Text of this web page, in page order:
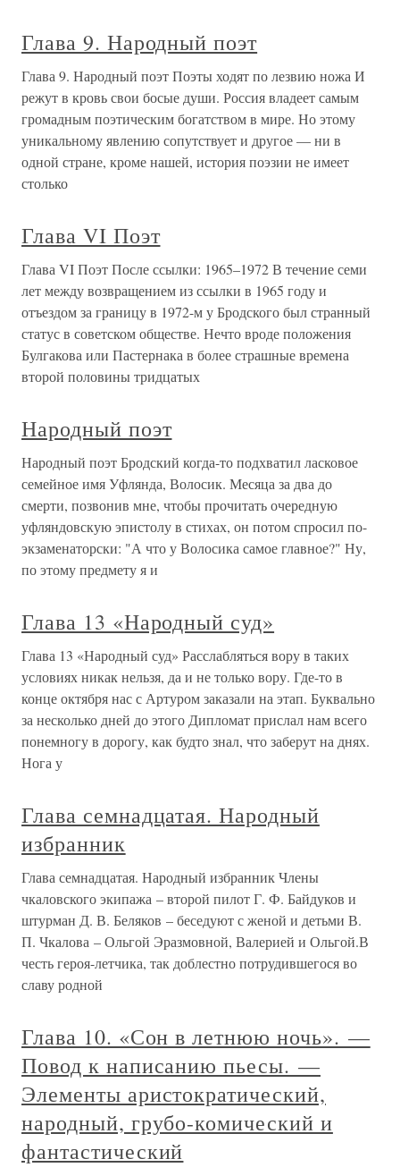
Глава 9. Народный поэт
Глава 9. Народный поэт Поэты ходят по лезвию ножа И
режут в кровь свои босые души. Россия владеет самым
громадным поэтическим богатством в мире. Но этому
уникальному явлению сопутствует и другое — ни в
одной стране, кроме нашей, история поэзии не имеет
столько
Глава VI Поэт
Глава VI Поэт После ссылки: 1965–1972 В течение семи
лет между возвращением из ссылки в 1965 году и
отъездом за границу в 1972-м у Бродского был странный
статус в советском обществе. Нечто вроде положения
Булгакова или Пастернака в более страшные времена
второй половины тридцатых
Народный поэт
Народный поэт Бродский когда-то подхватил ласковое
семейное имя Уфлянда, Волосик. Месяца за два до
смерти, позвонив мне, чтобы прочитать очередную
уфляндовскую эпистолу в стихах, он потом спросил по-
экзаменаторски: "А что у Волосика самое главное?" Ну,
по этому предмету я и
Глава 13 «Народный суд»
Глава 13 «Народный суд» Расслабляться вору в таких
условиях никак нельзя, да и не только вору. Где-то в
конце октября нас с Артуром заказали на этап. Буквально
за несколько дней до этого Дипломат прислал нам всего
понемногу в дорогу, как будто знал, что заберут на днях.
Нога у
Глава семнадцатая. Народный
избранник
Глава семнадцатая. Народный избранник Члены
чкаловского экипажа – второй пилот Г. Ф. Байдуков и
штурман Д. В. Беляков – беседуют с женой и детьми В.
П. Чкалова – Ольгой Эразмовной, Валерией и Ольгой.В
честь героя-летчика, так доблестно потрудившегося во
славу родной
Глава 10. «Сон в летнюю ночь». —
Повод к написанию пьесы. —
Элементы аристократический,
народный, грубо-комический и
фантастический